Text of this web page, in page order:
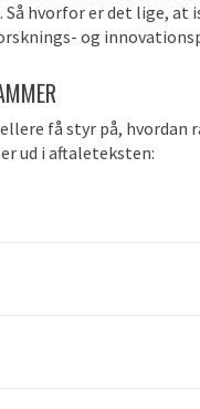
Så hvorfor er det lige,
og
få styr på,
ud i aftaleteksten: